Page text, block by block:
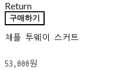
Return
구매하기
채플 투웨이 스커트
53,000원